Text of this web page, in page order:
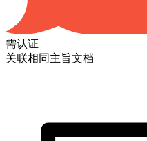
需认证
关联相同主旨文档